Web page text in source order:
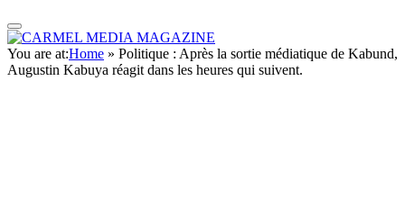
You are at:Home » Politique : Après la sortie médiatique de Kabund,
Augustin Kabuya réagit dans les heures qui suivent.